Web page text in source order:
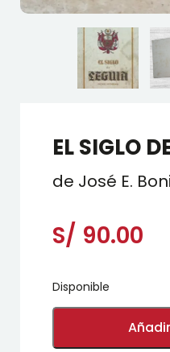
EL SIGLO
de José E.
S/ 90.00
Disponible
EL
DE